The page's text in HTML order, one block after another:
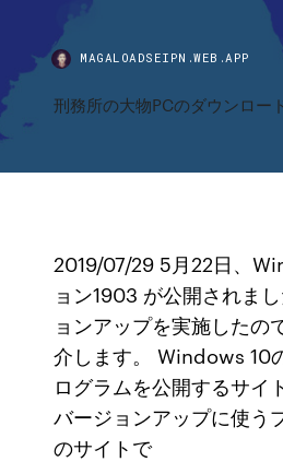
MAGALOADSEIPN.WEB.APP
刑務所の大物PCのダウンロー
2019/07/29 5月22日、
ョン1903 が公開されま
ョンアップを実施したの
介します。 Windows 10
ログラムを公開するサ
バージョンアップに使う
のサイトで